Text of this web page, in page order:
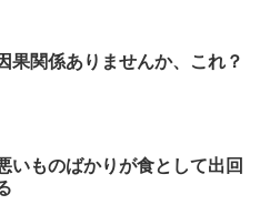
果関係ありませんか、これ？
いものばかりが食として出回